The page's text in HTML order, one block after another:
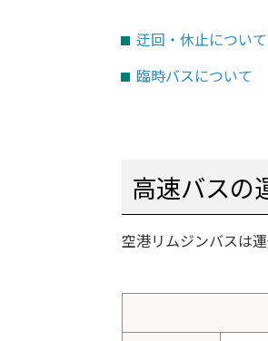
迂回・休止について
臨時バスについて
高速バスの
空港リムジンバスは